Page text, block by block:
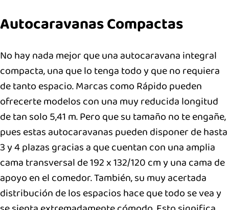
Autocaravanas Compactas
No hay nada mejor que una autocaravana integral
compacta, una que lo tenga todo y que no requiera
de tanto espacio. Marcas como Rápido pueden
ofrecerte modelos con una muy reducida longitud
de tan solo 5,41 m. Pero que su tamaño no te engañe,
pues estas autocaravanas pueden disponer de hasta
3 y 4 plazas gracias a que cuentan con una amplia
cama transversal de 192 x 132/120 cm y una cama de
apoyo en el comedor. También, su muy acertada
distribución de los espacios hace que todo se vea y